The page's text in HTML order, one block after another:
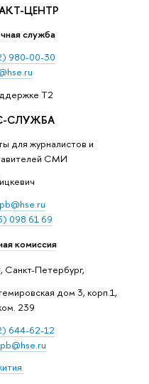
ЦЕНТР
служба
980-00-30
T2
СЛУЖБА
для журналистов и
СМИ
098 61 69
комиссия
Санкт-Петербург,
дом 3, корп.1,
239
644-62-12